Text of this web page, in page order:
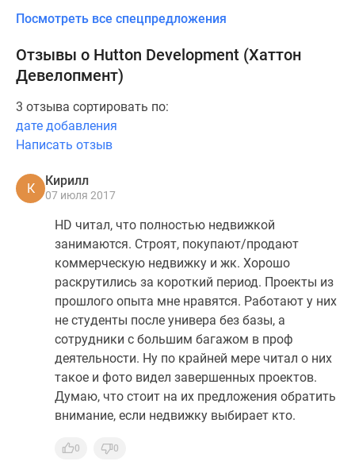
Посмотреть все спецпредложения
Отзывы о Hutton Development (Хаттон
Девелопмент)
3 отзыва сортировать по:
дате добавления
Написать отзыв
К
Кирилл
07 июля 2017
HD читал, что полностью недвижкой
занимаются. Строят, покупают/продают
коммерческую недвижку и жк. Хорошо
раскрутились за короткий период. Проекты из
прошлого опыта мне нравятся. Работают у них
не студенты после универа без базы, а
сотрудники с большим багажом в проф
деятельности. Ну по крайней мере читал о них
такое и фото видел завершенных проектов.
Думаю, что стоит на их предложения обратить
внимание, если недвижку выбирает кто.
0 0